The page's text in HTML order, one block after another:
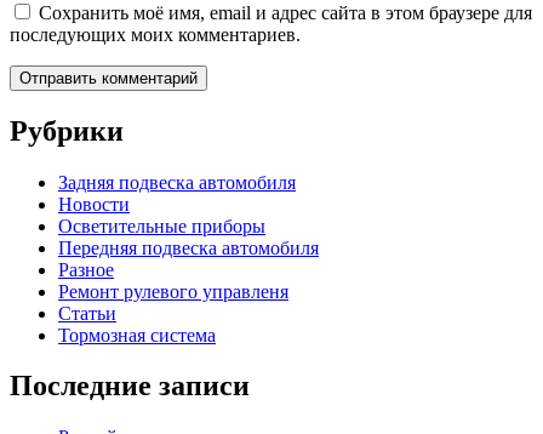
Сохранить моё имя, email и адрес сайта в этом браузере для
последующих моих комментариев.
Рубрики
Задняя подвеска автомобиля
Новости
Осветительные приборы
Передняя подвеска автомобиля
Разное
Ремонт рулевого управленя
Статьи
Тормозная система
Последние записи